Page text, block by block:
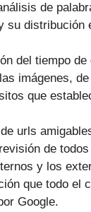
de
su distribución
del tiempo
imágenes,
que
urls
de
y los
que todo el
Google.